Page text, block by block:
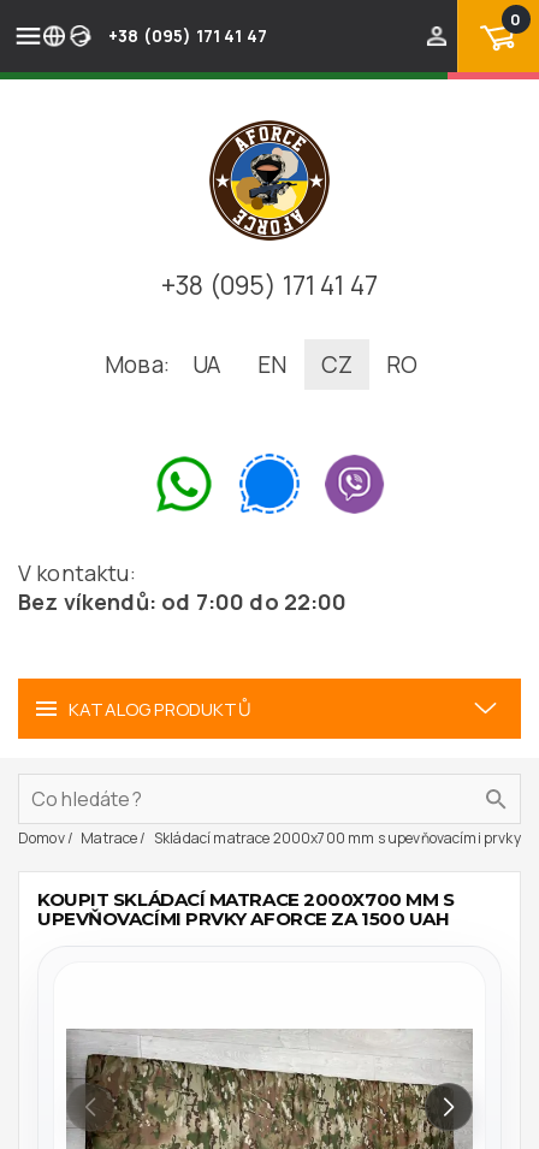
+38 (095) 171 41 47
0
+38 (095) 171 41 47
Мова: UA EN CZ RO
V kontaktu:
Bez víkendů: od 7:00 do 22:00
KATALOG PRODUKTŮ
Domov Matrace Skládací matrace 2000x700 mm s upevňovacími prvky
KOUPIT SKLÁDACÍ MATRACE 2000X700 MM S
UPEVŇOVACÍMI PRVKY AFORCE ZA 1500 UAH